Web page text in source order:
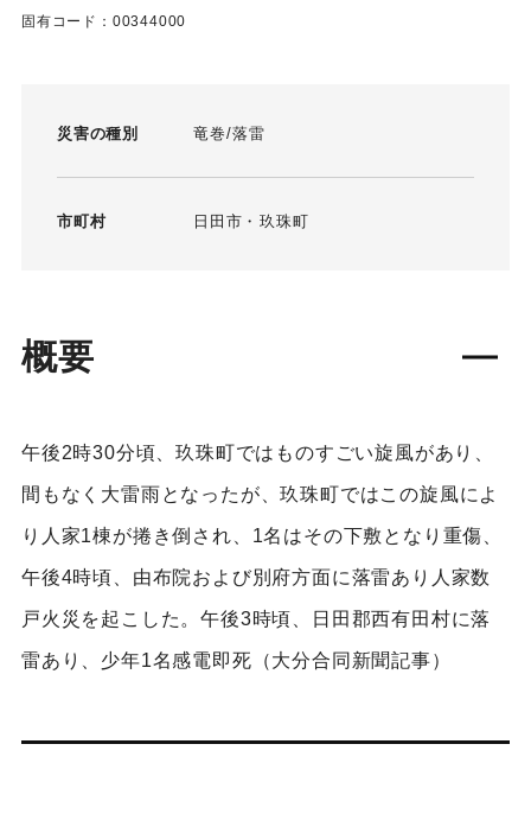
固有コード：00344000
災害の種別 竜巻 落雷
市町村 日田市 玖珠町
概要
午後2時30分頃、玖珠町ではものすごい旋風があり、
間もなく大雷雨となったが、玖珠町ではこの旋風によ
り人家1棟が捲き倒され、1名はその下敷となり重傷、
午後4時頃、由布院および別府方面に落雷あり人家数
戸火災を起こした。午後3時頃、日田郡西有田村に落
雷あり、少年1名感電即死（大分合同新聞記事）